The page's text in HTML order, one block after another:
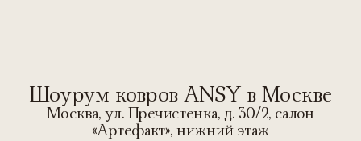
Шоурум ковров ANSY в Москве
Москва, ул. Пречистенка, д. 30/2, салон
«Артефакт», нижний этаж